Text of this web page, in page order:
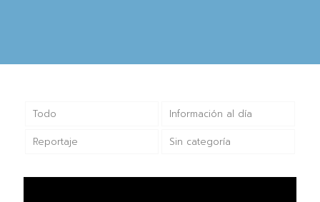
Todo Información al día
Reportaje Sin categoría